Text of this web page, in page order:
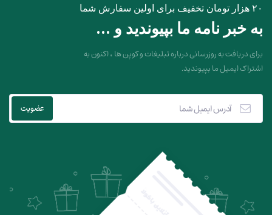
۲۰ هزار تومان تخفیف برای اولین سفارش شما
به خبر نامه ما بپیوندید و ...
برای دریافت به روزرسانی درباره تبلیغات و کوپن ها ، اکنون به
اشتراک ایمیل ما بپیوندید.